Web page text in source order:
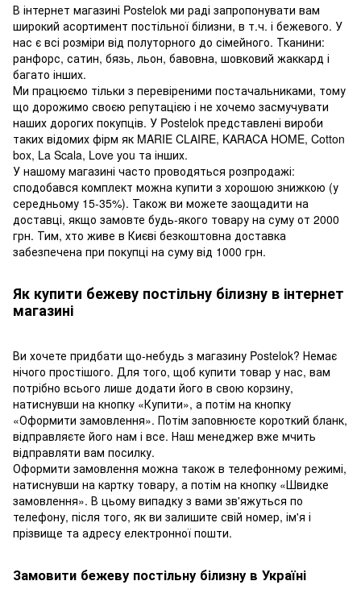
В інтернет магазині Postelok ми раді запропонувати вам
широкий асортимент постільної білизни, в т.ч. і бежевого. У
нас є всі розміри від полуторного до сімейного. Тканини:
ранфорс, сатин, бязь, льон, бавовна, шовковий жаккард і
багато інших.
Ми працюємо тільки з перевіреними постачальниками, тому
що дорожимо своєю репутацією і не хочемо засмучувати
наших дорогих покупців. У Postelok представлені вироби
таких відомих фірм як MARIE CLAIRE, KARACA HOME, Cotton
box, La Scala, Love you та інших.
У нашому магазині часто проводяться розпродажі:
сподобався комплект можна купити з хорошою знижкою (у
середньому 15-35%). Також ви можете заощадити на
доставці, якщо замовте будь-якого товару на суму от 2000
грн. Тим, хто живе в Києві безкоштовна доставка
забезпечена при покупці на суму від 1000 грн.
Як купити бежеву постільну білизну в інтернет
магазині
Ви хочете придбати що-небудь з магазину Postelok? Немає
нічого простішого. Для того, щоб купити товар у нас, вам
потрібно всього лише додати його в свою корзину,
натиснувши на кнопку «Купити», а потім на кнопку
«Оформити замовлення». Потім заповнюєте короткий бланк,
відправляєте його нам і все. Наш менеджер вже мчить
відправляти вам посилку.
Оформити замовлення можна також в телефонному режимі,
натиснувши на картку товару, а потім на кнопку «Швидке
замовлення». В цьому випадку з вами зв'яжуться по
телефону, після того, як ви залишите свій номер, ім'я і
прізвище та адресу електронної пошти.
Замовити бежеву постільну білизну в Україні